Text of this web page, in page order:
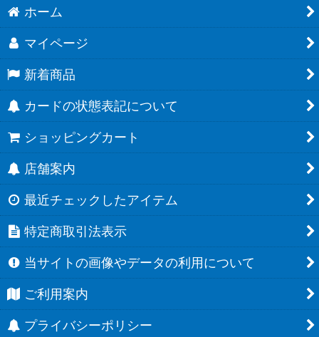
ホーム
マイページ
新着商品
カードの状態表記について
ショッピングカート
店舗案内
最近チェックしたアイテム
特定商取引法表示
当サイトの画像やデータの利用について
ご利用案内
プライバシーポリシー